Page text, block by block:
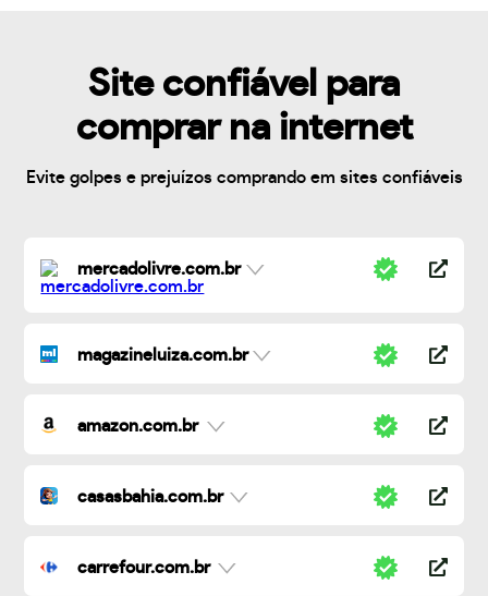
Site confiável para
comprar na internet
Evite golpes e prejuízos comprando em sites confiáveis
mercadolivre.com.br
magazineluiza.com.br
amazon.com.br
casasbahia.com.br
carrefour.com.br